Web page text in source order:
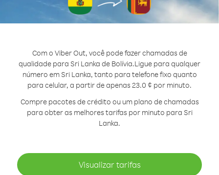
Com o Viber Out, você pode fazer chamadas de
qualidade para Sri Lanka de Bolívia.Ligue para qualquer
número em Sri Lanka, tanto para telefone fixo quanto
para celular, a partir de apenas 23.0 ¢ por minuto.
Compre pacotes de crédito ou um plano de chamadas
para obter as melhores tarifas por minuto para Sri
Lanka.
Visualizar tarifas